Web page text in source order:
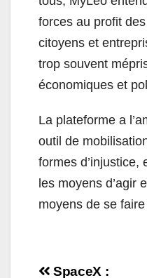
forces au profit
citoyens et
trop souvent
économiques et
La plateforme a
outil de
formes d’injustice,
les moyens d’agir
moyens de se
SpaceX :